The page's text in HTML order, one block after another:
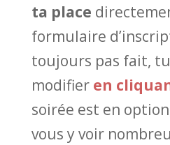
ta place
formulaire
toujours pas fait,
modifier en
soirée est en
vous y voir